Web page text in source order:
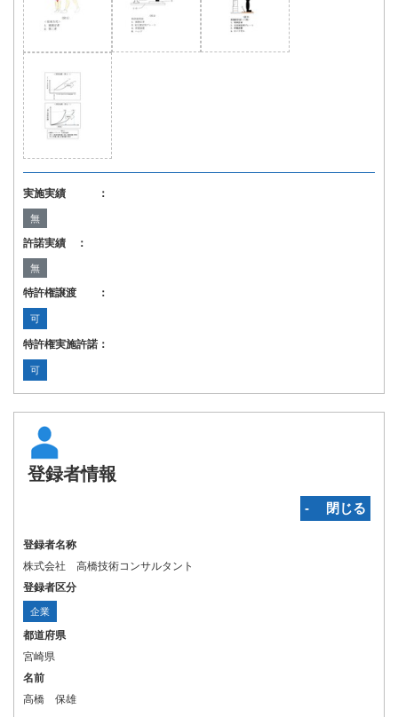
実施実績 ：
無
許諾実績 ：
無
特許権譲渡 ：
可
特許権実施許諾：
可
登録者情報
‐ 閉じる
登録者名称
株式会社 高橋技術コンサルタント
登録者区分
企業
都道府県
宮崎県
名前
高橋 保雄